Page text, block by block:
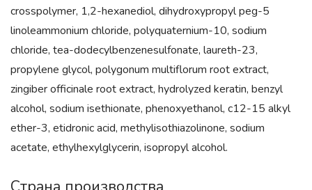
crosspolymer, 1,2-hexanediol, dihydroxypropyl peg-5
linoleammonium chloride, polyquaternium-10, sodium
chloride, tea-dodecylbenzenesulfonate, laureth-23,
propylene glycol, polygonum multiflorum root extract,
zingiber officinale root extract, hydrolyzed keratin, benzyl
alcohol, sodium isethionate, phenoxyethanol, c12-15 alkyl
ether-3, etidronic acid, methylisothiazolinone, sodium
acetate, ethylhexylglycerin, isopropyl alcohol.